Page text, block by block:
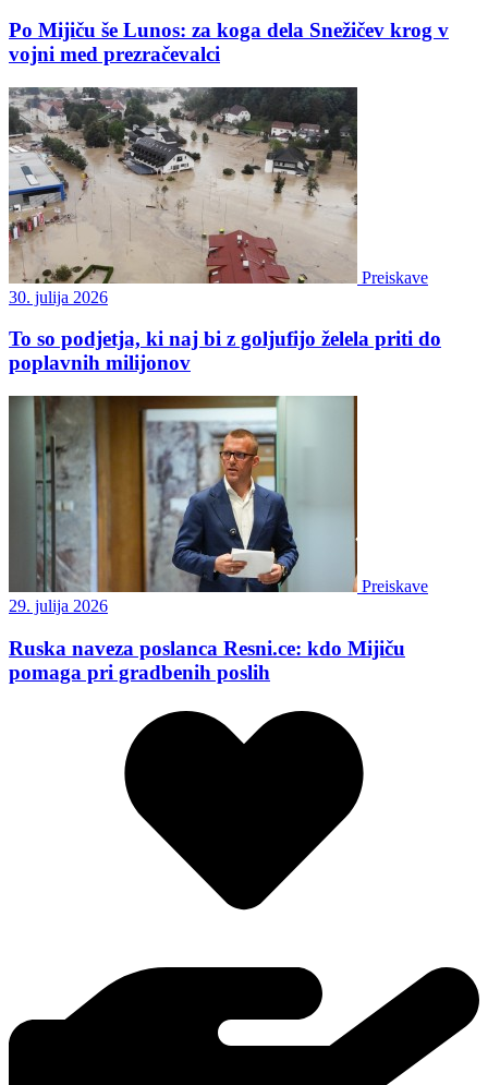
Po Mijiču še Lunos: za koga dela Snežičev krog v
vojni med prezračevalci
Preiskave
30. julija 2026
To so podjetja, ki naj bi z goljufijo želela priti do
poplavnih milijonov
Preiskave
29. julija 2026
Ruska naveza poslanca Resni.ce: kdo Mijiču
pomaga pri gradbenih poslih